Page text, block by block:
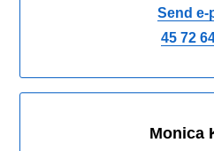
Send e-
45 72
Monica